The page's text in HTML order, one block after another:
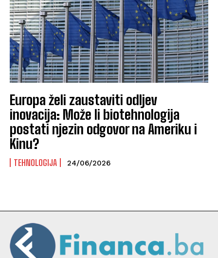
Europa želi zaustaviti odljev
inovacija: Može li biotehnologija
postati njezin odgovor na Ameriku i
Kinu?
TEHNOLOGIJA 24/06/2026